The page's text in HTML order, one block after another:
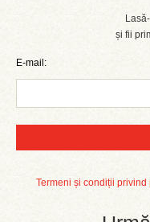
și fii
E-mail:
Termeni și condiții